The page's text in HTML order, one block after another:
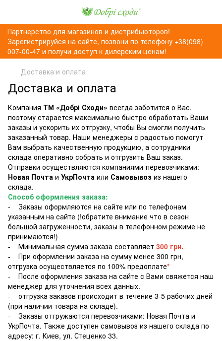
Партнерство для магазинов и дистрибьюторов!
Зарегистрируйся на сайте, позвони по телефону +38(098)
007-00-47 и получи доступ к дилерским ценам!
Доставка и оплата
Доставка и оплата
Компания ТМ «Добрі Сходи» всегда заботится о Вас,
поэтому старается максимально быстро обработать Ваши
заказы и ускорить их отгрузку, чтобы Вы смогли получить
заказанный товар. Наши менеджеры с радостью помогут
Вам выбрать качественную продукцию, а сотрудники
склада оперативно собрать и отгрузить Ваш заказ.
Отправки осуществляются компаниями-перевозчиками:
Новая Почта и УкрПочта или Самовывоз из нашего
склада.
Способ оформления заказа:
- Заказы оформляются на сайте или по телефонам
указанным на сайте (!обратите внимание что в сезон
большой загруженности, заказы в телефонном режиме не
принимаются!)
- Минимальная сумма заказа составляет 300 грн.
- При оформлении заказа на сумму менее 300 грн,
отгрузка осуществляется по 100% предоплате*
- После оформления заказа на сайте с Вами свяжется наш
менеджер для уточнения всех данных.
- отгрузка заказов происходит в течение 3-5 рабочих дней
(при наличии товара на складе).
- Заказы отгружаются перевозчиками: Новая Почта и
УкрПочта. Также доступен самовывоз из нашего склада по
адресу: г. Киев, ул. Стеценко 33.